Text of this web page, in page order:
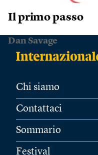
Il primo passo
Dan Savage
Chi siamo
Contattaci
Sommario
Festival